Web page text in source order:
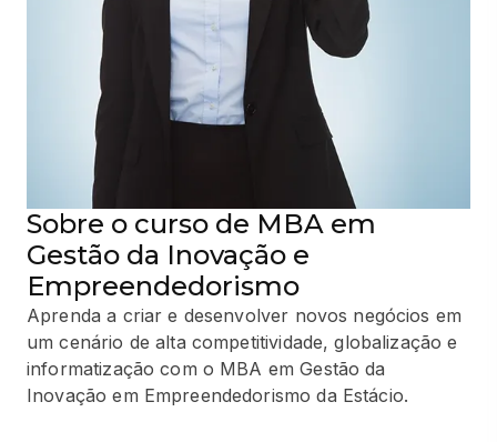
Sobre o curso de MBA em
Gestão da Inovação e
Empreendedorismo
Aprenda a criar e desenvolver novos negócios em
um cenário de alta competitividade, globalização e
informatização com o MBA em Gestão da
Inovação em Empreendedorismo da Estácio.